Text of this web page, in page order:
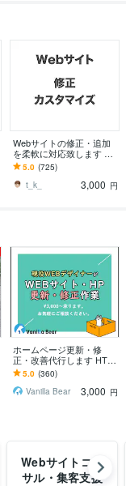
Webサイトの修正・追加
を柔軟に対応致します 静
的サイトや外部プラット
フォームなどの修正をお
手伝いします。
5.0 (725)
t_k_
3,000 円
ホームページ更新・修
正・改善代行します HTM
L,CSS,画像編集,WordPres
s,SEOその他
5.0 (360)
Vanilla Bear
3,000 円
Webサイトコン
サル・集客支援